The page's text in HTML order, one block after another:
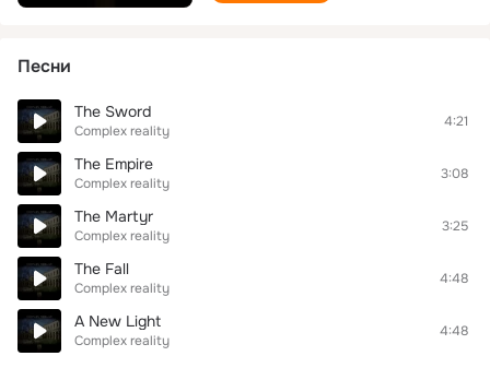
Песни
The Sword
Complex reality
4:21
The Empire
Complex reality
3:08
The Martyr
Complex reality
3:25
The Fall
Complex reality
4:48
A New Light
Complex reality
4:48